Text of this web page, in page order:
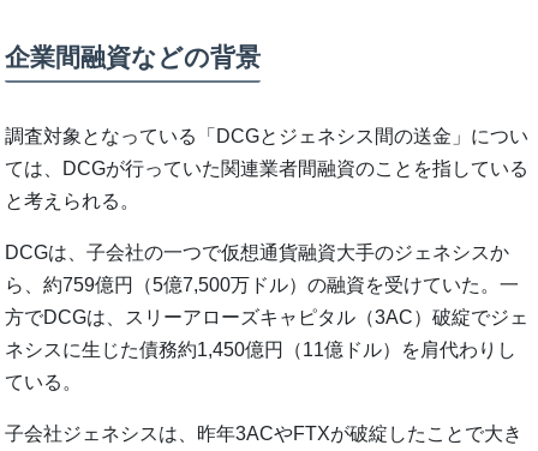
企業間融資などの背景
調査対象となっている「DCGとジェネシス間の送金」につい
ては、DCGが行っていた関連業者間融資のことを指している
と考えられる。
DCGは、子会社の一つで仮想通貨融資大手のジェネシスか
ら、約759億円（5億7,500万ドル）の融資を受けていた。一
方でDCGは、スリーアローズキャピタル（3AC）破綻でジェ
ネシスに生じた債務約1,450億円（11億ドル）を肩代わりし
ている。
子会社ジェネシスは、昨年3ACやFTXが破綻したことで大き